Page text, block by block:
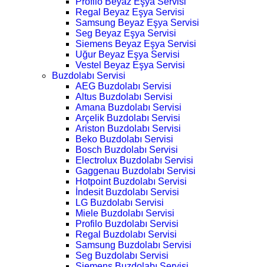
Regal Beyaz Eşya Servisi
Samsung Beyaz Eşya Servisi
Seg Beyaz Eşya Servisi
Siemens Beyaz Eşya Servisi
Uğur Beyaz Eşya Servisi
Vestel Beyaz Eşya Servisi
Buzdolabı Servisi
AEG Buzdolabı Servisi
Altus Buzdolabı Servisi
Amana Buzdolabı Servisi
Arçelik Buzdolabı Servisi
Ariston Buzdolabı Servisi
Beko Buzdolabı Servisi
Bosch Buzdolabı Servisi
Electrolux Buzdolabı Servisi
Gaggenau Buzdolabı Servisi
Hotpoint Buzdolabı Servisi
İndesit Buzdolabı Servisi
LG Buzdolabı Servisi
Miele Buzdolabı Servisi
Profilo Buzdolabı Servisi
Regal Buzdolabı Servisi
Samsung Buzdolabı Servisi
Seg Buzdolabı Servisi